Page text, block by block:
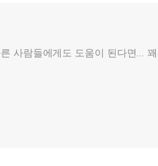
사람들에게도 도움이 된다면...